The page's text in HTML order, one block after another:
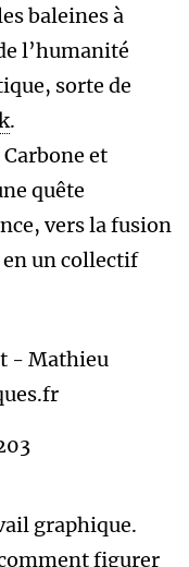
baleines à
l’humanité
sorte de
.
et
quête
vers la fusion
un collectif
graphique.
figurer